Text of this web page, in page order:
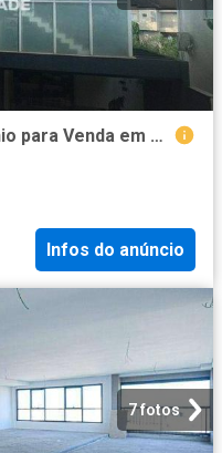
Casa / Sobrado em Condomínio para Venda em Barueri/SP Alphaville 4 Quartos
Infos do anúncio
7 fotos